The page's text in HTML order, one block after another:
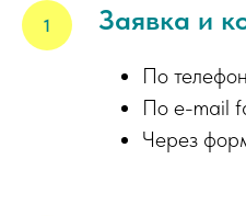
Заявка и
По
По e-mail
Через